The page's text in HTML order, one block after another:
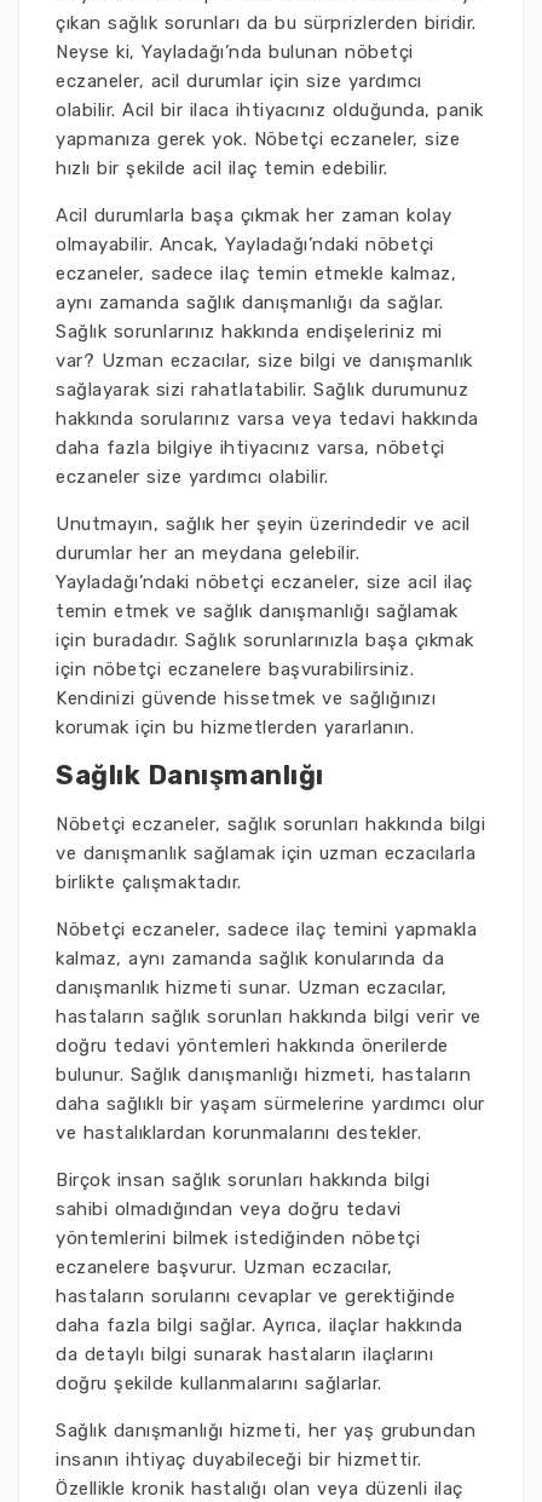
çıkan sağlık sorunları da bu sürprizlerden biridir.
Neyse ki, Yayladağı’nda bulunan nöbetçi
eczaneler, acil durumlar için size yardımcı
olabilir. Acil bir ilaca ihtiyacınız olduğunda, panik
yapmanıza gerek yok. Nöbetçi eczaneler, size
hızlı bir şekilde acil ilaç temin edebilir.
Acil durumlarla başa çıkmak her zaman kolay
olmayabilir. Ancak, Yayladağı’ndaki nöbetçi
eczaneler, sadece ilaç temin etmekle kalmaz,
aynı zamanda sağlık danışmanlığı da sağlar.
Sağlık sorunlarınız hakkında endişeleriniz mi
var? Uzman eczacılar, size bilgi ve danışmanlık
sağlayarak sizi rahatlatabilir. Sağlık durumunuz
hakkında sorularınız varsa veya tedavi hakkında
daha fazla bilgiye ihtiyacınız varsa, nöbetçi
eczaneler size yardımcı olabilir.
Unutmayın, sağlık her şeyin üzerindedir ve acil
durumlar her an meydana gelebilir.
Yayladağı’ndaki nöbetçi eczaneler, size acil ilaç
temin etmek ve sağlık danışmanlığı sağlamak
için buradadır. Sağlık sorunlarınızla başa çıkmak
için nöbetçi eczanelere başvurabilirsiniz.
Kendinizi güvende hissetmek ve sağlığınızı
korumak için bu hizmetlerden yararlanın.
Sağlık Danışmanlığı
Nöbetçi eczaneler, sağlık sorunları hakkında bilgi
ve danışmanlık sağlamak için uzman eczacılarla
birlikte çalışmaktadır.
Nöbetçi eczaneler, sadece ilaç temini yapmakla
kalmaz, aynı zamanda sağlık konularında da
danışmanlık hizmeti sunar. Uzman eczacılar,
hastaların sağlık sorunları hakkında bilgi verir ve
doğru tedavi yöntemleri hakkında önerilerde
bulunur. Sağlık danışmanlığı hizmeti, hastaların
daha sağlıklı bir yaşam sürmelerine yardımcı olur
ve hastalıklardan korunmalarını destekler.
Birçok insan sağlık sorunları hakkında bilgi
sahibi olmadığından veya doğru tedavi
yöntemlerini bilmek istediğinden nöbetçi
eczanelere başvurur. Uzman eczacılar,
hastaların sorularını cevaplar ve gerektiğinde
daha fazla bilgi sağlar. Ayrıca, ilaçlar hakkında
da detaylı bilgi sunarak hastaların ilaçlarını
doğru şekilde kullanmalarını sağlarlar.
Sağlık danışmanlığı hizmeti, her yaş grubundan
insanın ihtiyaç duyabileceği bir hizmettir.
Özellikle kronik hastalığı olan veya düzenli ilaç